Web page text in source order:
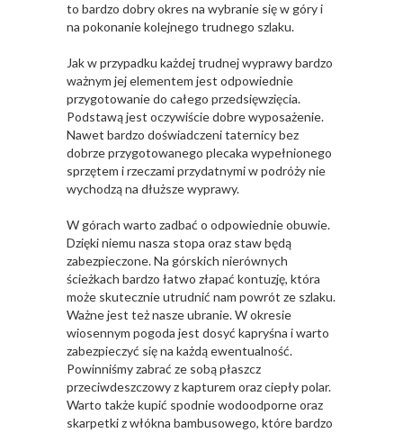
to bardzo dobry okres na wybranie się w góry i
na pokonanie kolejnego trudnego szlaku.
Jak w przypadku każdej trudnej wyprawy bardzo
ważnym jej elementem jest odpowiednie
przygotowanie do całego przedsięwzięcia.
Podstawą jest oczywiście dobre wyposażenie.
Nawet bardzo doświadczeni taternicy bez
dobrze przygotowanego plecaka wypełnionego
sprzętem i rzeczami przydatnymi w podróży nie
wychodzą na dłuższe wyprawy.
W górach warto zadbać o odpowiednie obuwie.
Dzięki niemu nasza stopa oraz staw będą
zabezpieczone. Na górskich nierównych
ścieżkach bardzo łatwo złapać kontuzję, która
może skutecznie utrudnić nam powrót ze szlaku.
Ważne jest też nasze ubranie. W okresie
wiosennym pogoda jest dosyć kapryśna i warto
zabezpieczyć się na każdą ewentualność.
Powinniśmy zabrać ze sobą płaszcz
przeciwdeszczowy z kapturem oraz ciepły polar.
Warto także kupić spodnie wodoodporne oraz
skarpetki z włókna bambusowego, które bardzo